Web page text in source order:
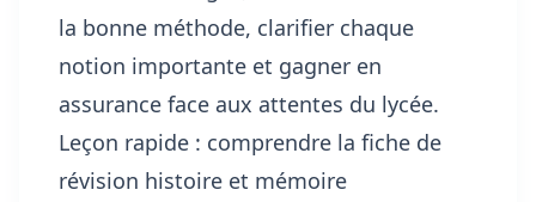
la bonne méthode, clarifier chaque
notion importante et gagner en
assurance face aux attentes du lycée.
Leçon rapide : comprendre la fiche de
révision histoire et mémoire